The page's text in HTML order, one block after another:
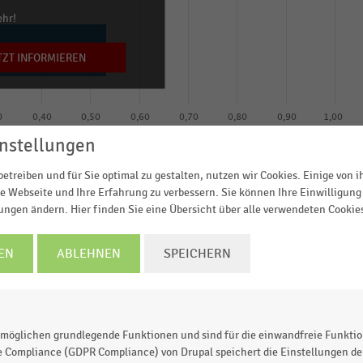
Anteil der befragten Händler (in Prozent)
0,40 0,50 0,60 0,70 0,80 0,90 1,00
INFORMIEREN
in der Handelsgastronomie in Deutschland (in
einer im Rahmen der EHI-Studie
deutschen Handelsfilialisten, mittelständischen
Prozent der handelsgastronomischen Einzelumsätze
Euro.
und für Sie optimal zu gestalten, nutzen wir Cookies. Einige von
Webseite und Ihre Erfahrung zu verbessern. Sie können Ihre
ändern. Hier finden Sie eine Übersicht über alle verwendeten
ABLEHNEN SPEICHERN
grundlegende Funktionen und sind für die einwandfreie
(GDPR Compliance) von Drupal speichert die Einstellungen